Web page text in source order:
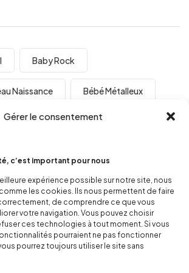
Gérer le consentement
c’est important pour nous
expérience possible sur notre site, nous
les cookies. Ils nous permettent de faire
de comprendre ce que vous
votre navigation. Vous pouvez choisir
ces technologies à tout moment. Si vous
pourraient ne pas fonctionner
pourrez toujours utiliser le site sans
Baby Rock
Naissance Bébé Métalleux
Cadeau De Noel Rock
Popnbaby Concours Photo
Fringues Rock Bébé
Grossesse